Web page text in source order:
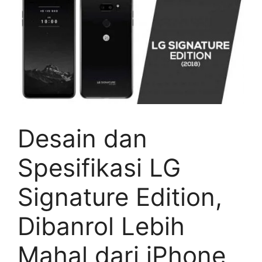
Desain dan
Spesifikasi LG
Signature Edition,
Dibanrol Lebih
Mahal dari iPhone